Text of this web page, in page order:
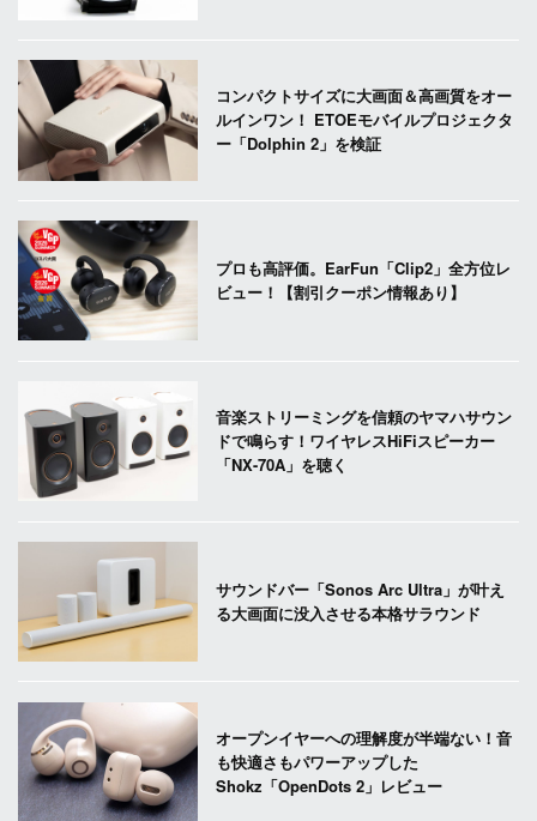
コンパクトサイズに大画面＆高画質をオー
ルインワン！ ETOEモバイルプロジェクタ
ー「Dolphin 2」を検証
プロも高評価。EarFun「Clip2」全方位レ
ビュー！【割引クーポン情報あり】
音楽ストリーミングを信頼のヤマハサウン
ドで鳴らす！ワイヤレスHiFiスピーカー
「NX-70A」を聴く
サウンドバー「Sonos Arc Ultra」が叶え
る大画面に没入させる本格サラウンド
オープンイヤーへの理解度が半端ない！音
も快適さもパワーアップした
Shokz「OpenDots 2」レビュー